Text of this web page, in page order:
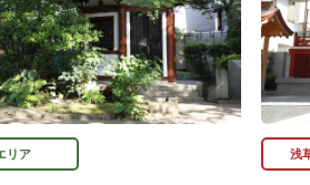
リア 浅